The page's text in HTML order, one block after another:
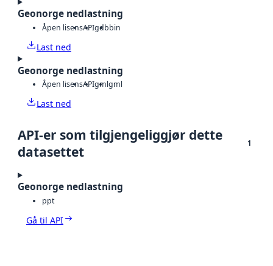
Geonorge nedlastning
Åpen lisensAPIgdbbin
Last ned
Geonorge nedlastning
Åpen lisensAPIgmlgml
Last ned
API-er som tilgjengeliggjør dette
datasettet
1
Geonorge nedlastning
ppt
Gå til API